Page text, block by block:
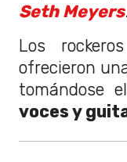
Seth Meyers.
Los
ofrecieron
tomándose
voces y